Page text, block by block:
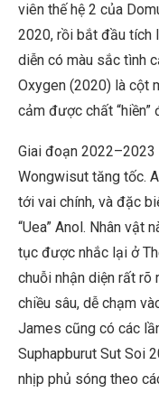
viên thế hệ 2 của
2020, rồi bắt đầu tích
diễn có màu sắc tình
Oxygen (2020) là cột
cảm được chất
Giai đoạn
Wongwisut tăng tốc.
tới vai chính, và đặc
“Uea” Anol. Nhân vật
tục được nhắc lại ở
chuỗi nhận diện rất rõ
chiều sâu, dễ chạm
James cũng có các
Suphapburut Sut Soi
nhịp phủ sóng theo